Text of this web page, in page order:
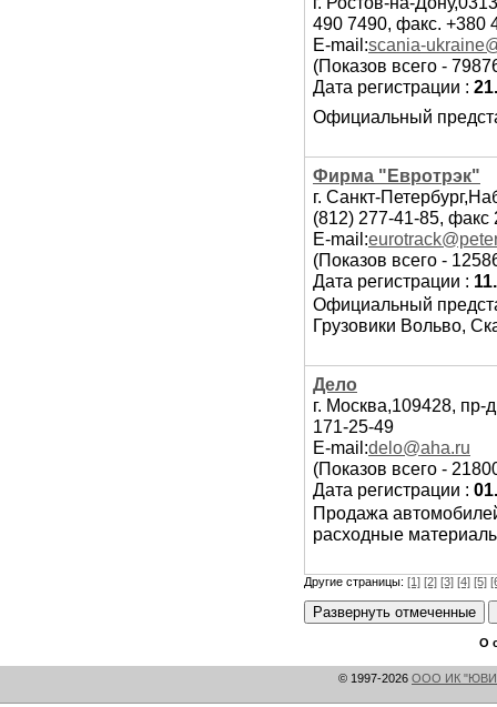
490 7490, факс. +380
E-mail:scania-
(Показов всего -
Дата регистрации :
Официальный
Фирма "Евротрэк"
г. Санкт-
(812) 277-41-85, факс
E-mail:
(Показов всего -
Дата регистрации :
Официальный
Грузовики Вольво,
Дело
г. Москва,109428,
171-25-49
E-mail:delo@aha.ru
(Показов всего -
Дата регистрации :
Продажа
расходные
Другие страницы: [1] [2] [3] [4] [5]
О
© 1997-2026 ООО ИК